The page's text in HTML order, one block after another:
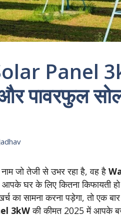
Panel
पावरफुल
जो तेजी से उभर रहा है, वह है
घर के लिए कितना किफायती
का सामना करना पड़ेगा, तो एक
3kWकी कीमत 2025 में आपके